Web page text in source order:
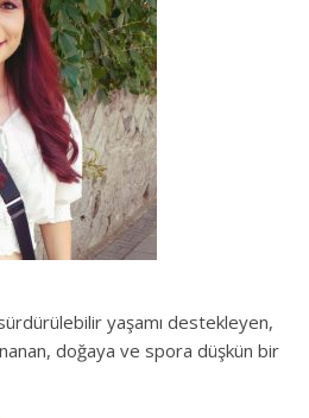
yaşamı destekleyen,
doğaya ve spora düşkün bir